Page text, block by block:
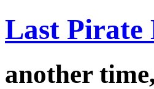
Last Pirate
another